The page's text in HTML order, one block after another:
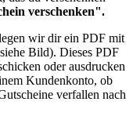
verschenken".
wir dir ein PDF mit
Bild). Dieses PDF
oder ausdrucken
Kundenkonto, ob
verfallen nach